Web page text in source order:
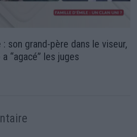
son grand-père dans le viseur,
“agacé” les juges